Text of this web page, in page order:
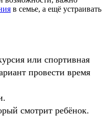
в семье, а ещё устраивать
или спортивная
провести время
смотрит ребёнок.